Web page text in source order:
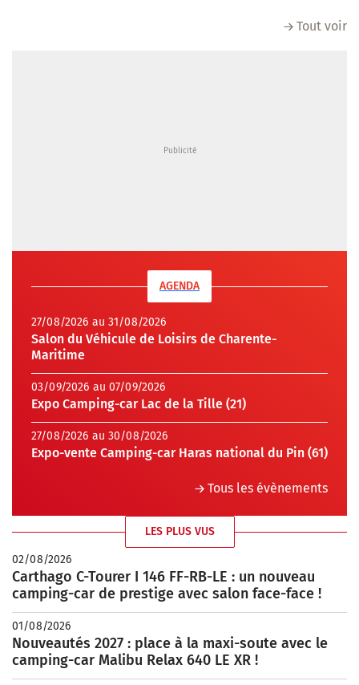
Tout voir
AGENDA
27/08/2026 au 31/08/2026
Salon du Véhicule de Loisirs de Charente-
Maritime
03/09/2026 au 07/09/2026
Expo Camping-car Lac de la Tille (21)
27/08/2026 au 30/08/2026
Expo-vente Camping-car Haras national du Pin (61)
Tous les évènements
LES PLUS VUS
02/08/2026
Carthago C-Tourer I 146 FF-RB-LE : un nouveau
camping-car de prestige avec salon face-face !
01/08/2026
Nouveautés 2027 : place à la maxi-soute avec le
camping-car Malibu Relax 640 LE XR !